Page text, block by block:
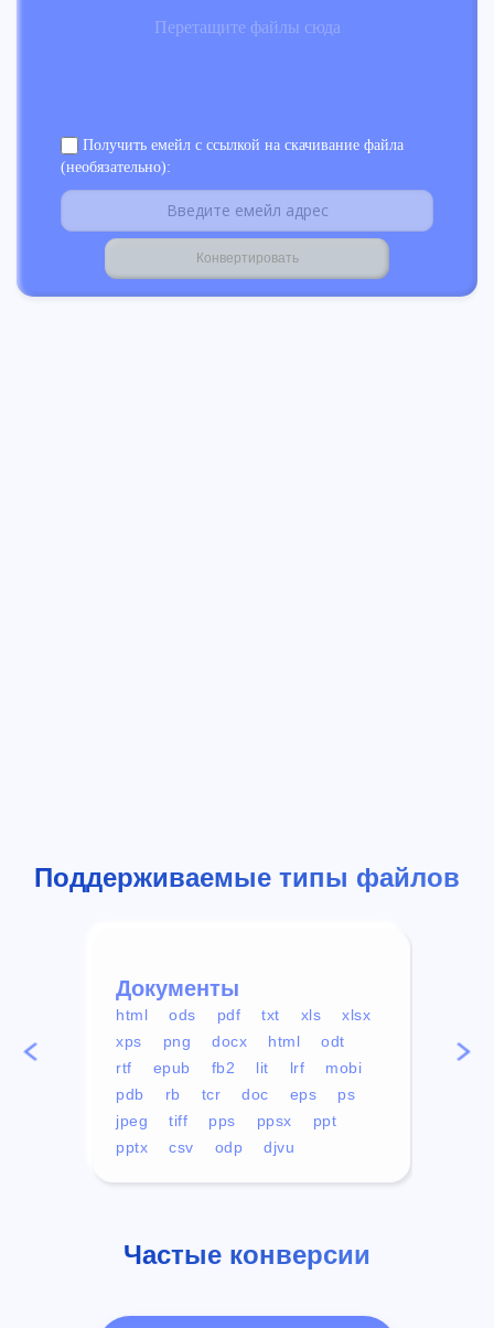
Перетащите файлы сюда
Получить емейл с ссылкой на скачивание файла
(необязательно):
Поддерживаемые типы файлов
Документы
html ods pdf txt xls
xlsx
xps
png docx html
odt
rtf
epub fb2 lit lrf
mobi
pdb
rb tcr doc eps
ps
jpeg
tiff pps ppsx
ppt
pptx
csv odp djvu
mp4
Частые конверсии